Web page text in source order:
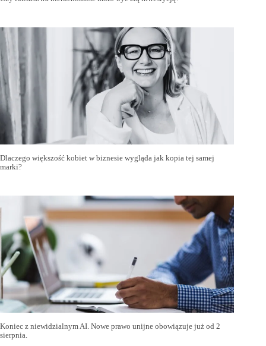
Dlaczego większość kobiet w biznesie wygląda jak kopia tej samej
marki?
Koniec z niewidzialnym AI. Nowe prawo unijne obowiązuje już od 2
sierpnia.